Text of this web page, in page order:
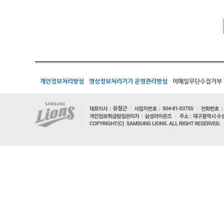
개인정보처리방침 영상정보처리기기 운영관리방침 이메일무단수집거부